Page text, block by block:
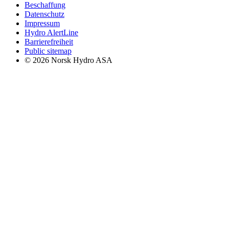
Beschaffung
Datenschutz
Impressum
Hydro AlertLine
Barrierefreiheit
Public sitemap
© 2026 Norsk Hydro ASA